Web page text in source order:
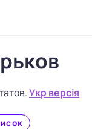
Укр версія